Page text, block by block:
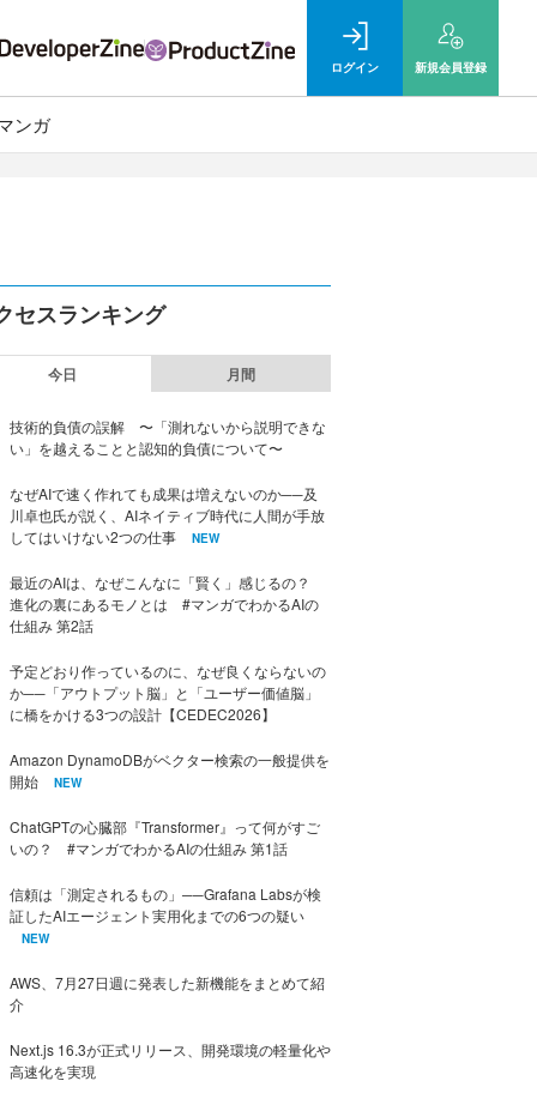
ログイン 新規会員登録
ンガ
セスランキング
今日 月間
技術的負債の誤解 〜「測れないから説明できな
い」を越えることと認知的負債について〜
なぜAIで速く作れても成果は増えないのか──及
川卓也氏が説く、AIネイティブ時代に人間が手放
してはいけない2つの仕事
NEW
最近のAIは、なぜこんなに「賢く」感じるの？
進化の裏にあるモノとは #マンガでわかるAIの
仕組み 第2話
予定どおり作っているのに、なぜ良くならないの
か──「アウトプット脳」と「ユーザー価値脳」
に橋をかける3つの設計【CEDEC2026】
Amazon DynamoDBがベクター検索の一般提供を
開始
NEW
ChatGPTの心臓部『Transformer』って何がすご
いの？ #マンガでわかるAIの仕組み 第1話
信頼は「測定されるもの」──Grafana Labsが検
証したAIエージェント実用化までの6つの疑い
NEW
AWS、7月27日週に発表した新機能をまとめて紹
介
Next.js 16.3が正式リリース、開発環境の軽量化や
高速化を実現